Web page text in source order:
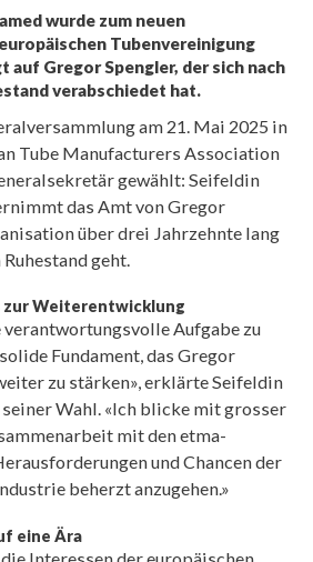
wurde zum neuen
Tubenvereinigung
auf Gregor Spengler, der sich nach
verabschiedet hat.
am 21. Mai 2025 in
Tube Manufacturers Association
gewählt: Seifeldin
das Amt von Gregor
über drei Jahrzehnte lang
geht.
zur Weiterentwicklung
verantwortungsvolle Aufgabe zu
Fundament, das Gregor
zu stärken», erklärte Seifeldin
Wahl. «Ich blicke mit grosser
mit den etma-
und Chancen der
beherzt anzugehen.»
eine Ära